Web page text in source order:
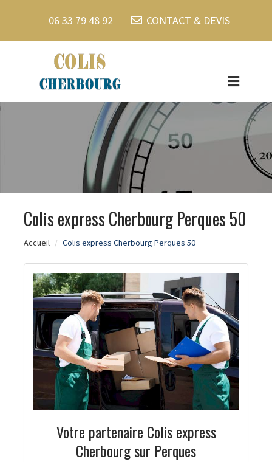
06 33 79 48 92 CONTACT & DEVIS
Colis express Cherbourg Perques 50
Accueil Colis express Cherbourg Perques 50
Votre partenaire Colis express
Cherbourg sur Perques